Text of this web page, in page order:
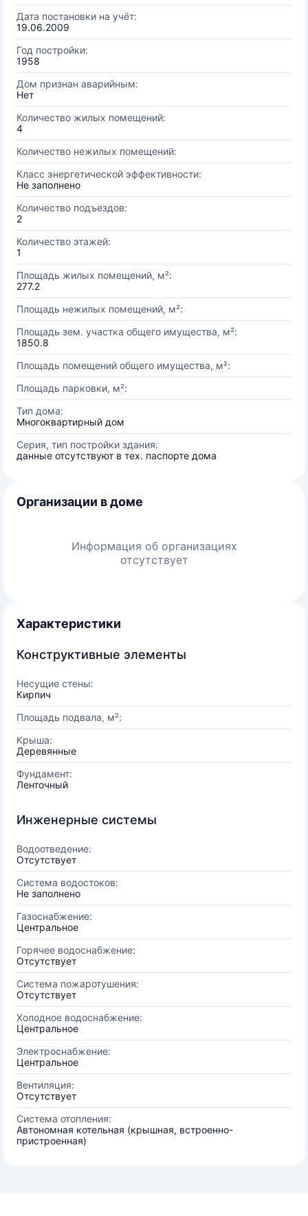
Дата постановки на учёт:
19.06.2009
Год постройки:
1958
Дом признан аварийным:
Нет
Количество жилых помещений:
4
Количество нежилых помещений:
Класс энергетической эффективности:
Не заполнено
Количество подъездов:
2
Количество этажей:
1
Площадь жилых помещений, м²:
277.2
Площадь нежилых помещений, м²:
Площадь зем. участка общего имущества, м²:
1850.8
Площадь помещений общего имущества, м²:
Площадь парковки, м²:
Тип дома:
Многоквартирный дом
Серия, тип постройки здания:
данные отсутствуют в тех. паспорте дома
Организации в доме
Информация об организациях
отсутствует
Характеристики
Конструктивные элементы
Несущие стены:
Кирпич
Площадь подвала, м²:
Крыша:
Деревянные
Фундамент:
Ленточный
Инженерные системы
Водоотведение:
Отсутствует
Система водостоков:
Не заполнено
Газоснабжение:
Центральное
Горячее водоснабжение:
Отсутствует
Система пожаротушения:
Отсутствует
Холодное водоснабжение:
Центральное
Электроснабжение:
Центральное
Вентиляция:
Отсутствует
Система отопления:
Автономная котельная (крышная, встроенно-
пристроенная)